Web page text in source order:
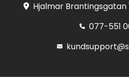
Hjalmar Brantingsgatan
077-551